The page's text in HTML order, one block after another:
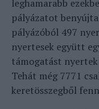
leghamarabb
pályázatot
pályázóból 497
nyertesek együtt
támogatást
Tehát még 7771
keretösszegből